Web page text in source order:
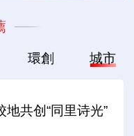
環創 城市
地共创“同里诗光”